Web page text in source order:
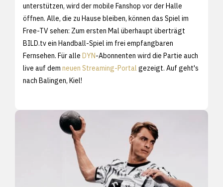
unterstützen, wird der mobile Fanshop vor der Halle
öffnen. Alle, die zu Hause bleiben, können das Spiel im
Free-TV sehen: Zum ersten Mal überhaupt überträgt
BILD.tv ein Handball-Spiel im frei empfangbaren
Fernsehen. Für alle DYN-Abonnenten wird die Partie auch
live auf dem neuen Streaming-Portal gezeigt. Auf geht's
nach Balingen, Kiel!